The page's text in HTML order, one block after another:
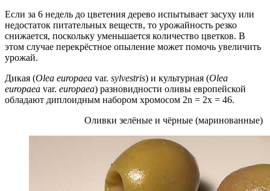
Если за 6 недель до цветения дерево испытывает засуху или
недостаток питательных веществ, то урожайность резко
снижается, поскольку уменьшается количество цветков. В
этом случае перекрёстное опыление может помочь увеличить
урожай.
Дикая (Olea europaea var. sylvestris) и культурная (Olea
europaea var. europaea) разновидности оливы европейской
обладают диплоидным набором хромосом 2n = 2x = 46.
Оливки зелёные и чёрные (маринованные)